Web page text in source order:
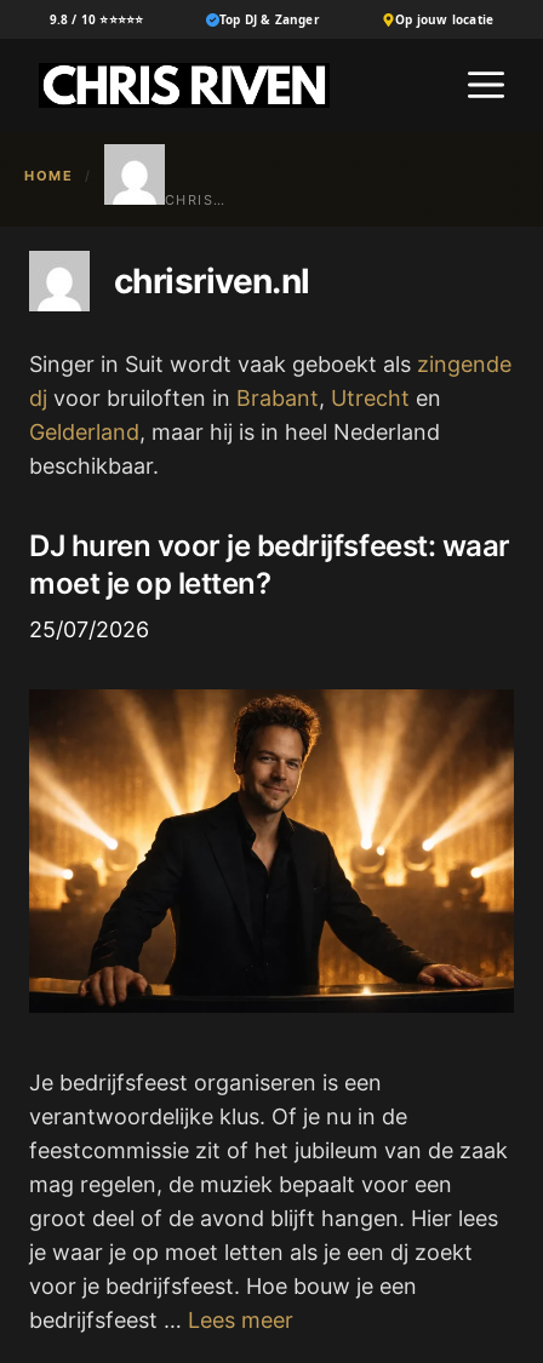
9.8 / 10 ⭐⭐⭐⭐⭐ Top DJ & Zanger Op jouw locatie
HOME
/
CHRISRIVEN.NL
chrisriven.nl
Singer in Suit wordt vaak geboekt als zingende
dj voor bruiloften in Brabant, Utrecht en
Gelderland, maar hij is in heel Nederland
beschikbaar.
DJ huren voor je bedrijfsfeest: waar
moet je op letten?
25/07/2026
Je bedrijfsfeest organiseren is een
verantwoordelijke klus. Of je nu in de
feestcommissie zit of het jubileum van de zaak
mag regelen, de muziek bepaalt voor een
groot deel of de avond blijft hangen. Hier lees
je waar je op moet letten als je een dj zoekt
voor je bedrijfsfeest. Hoe bouw je een
bedrijfsfeest … Lees meer